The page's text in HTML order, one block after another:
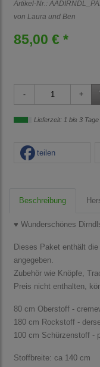
Artikel-Nr.:
von Laura und Ben
85,00 € *
Lieferzeit: 1 bis 3 Tage
teilen
Beschreibung
♥ Wunderschönes
Dieses Paket enthält
angegeben.
Zubehör wie Knöpfe,
Preis nicht enthalten,
80 cm Oberstoff -
180 cm Rockstoff -
100 cm Schürzenstoff -
Stoffbreite: ca 140 cm